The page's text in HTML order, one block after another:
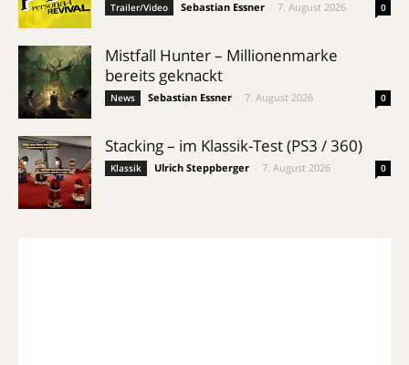
Trailer/Video Sebastian Essner 7. August 2026 0
Mistfall Hunter – Millionenmarke
bereits geknackt
News Sebastian Essner 7. August 2026 0
Stacking – im Klassik-Test (PS3 / 360)
Klassik Ulrich Steppberger 7. August 2026 0